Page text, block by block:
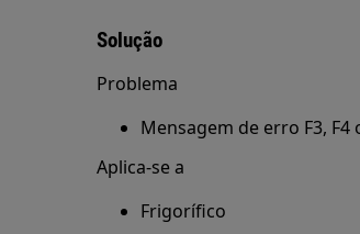
Solução
Problema
Mensagem de erro F3,
Aplica-se a
Frigorífico